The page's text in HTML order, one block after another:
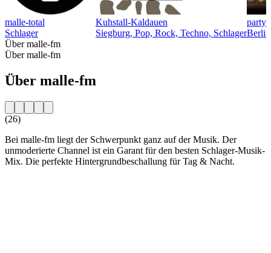
malle-total
Schlager
Kuhstall-Kaldauen
Siegburg, Pop, Rock, Techno, Schlager
Über malle-fm
Über malle-fm
Über malle-fm
(26)
Bei malle-fm liegt der Schwerpunkt ganz auf der Musik. Der
unmoderierte Channel ist ein Garant für den besten Schlager-Musik-
Mix. Die perfekte Hintergrundbeschallung für Tag & Nacht.